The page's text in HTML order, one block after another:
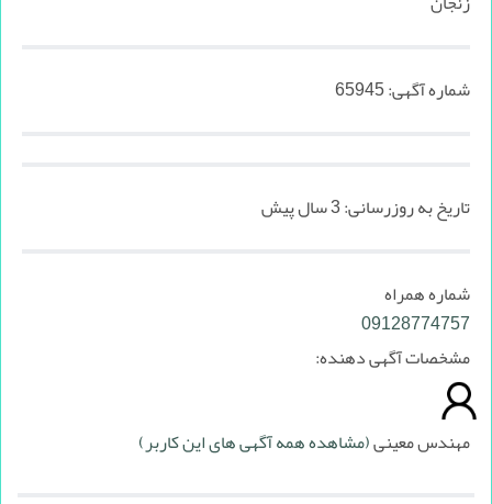
شماره آگهی:65945
تاریخ به روزرسانی:3 سال پیش
شماره همراه
09128774757
مشخصات آگهی دهنده:
مهندس معینی(مشاهده همه آگهی های این کاربر)